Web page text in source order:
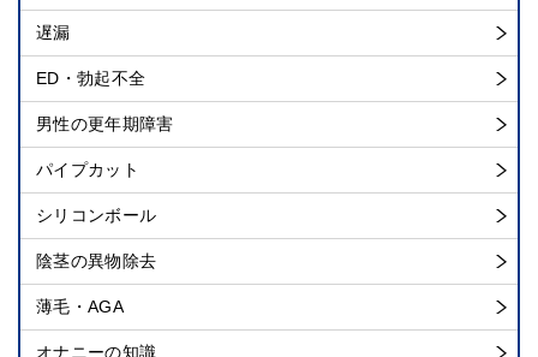
遅漏
ED・勃起不全
男性の更年期障害
パイプカット
シリコンボール
陰茎の異物除去
薄毛・AGA
オナニーの知識